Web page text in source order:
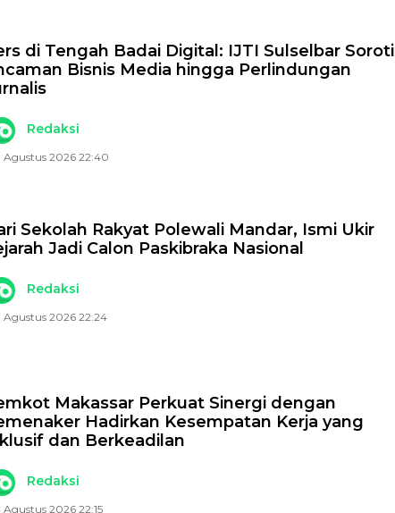
di Tengah Badai Digital: IJTI Sulselbar Soroti
Bisnis Media hingga Perlindungan
Redaksi
Agustus 2026 22:40
Sekolah Rakyat Polewali Mandar, Ismi Ukir
Jadi Calon Paskibraka Nasional
Redaksi
Agustus 2026 22:24
Makassar Perkuat Sinergi dengan
Hadirkan Kesempatan Kerja yang
dan Berkeadilan
Redaksi
Agustus 2026 22:15